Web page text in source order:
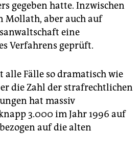
gegeben hatte. Inzwischen
Mollath, aber auch auf
eine
Verfahrens geprüft.
Fälle so dramatisch wie
die Zahl der strafrechtlichen
hat massiv
3.000 im Jahr 1996 auf
auf die alten